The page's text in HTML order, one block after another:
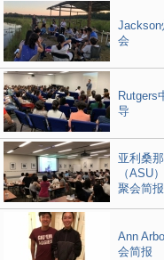
Jackson
会
Rutgers
导
亚利桑
（ASU
聚会简报
Ann
会简报